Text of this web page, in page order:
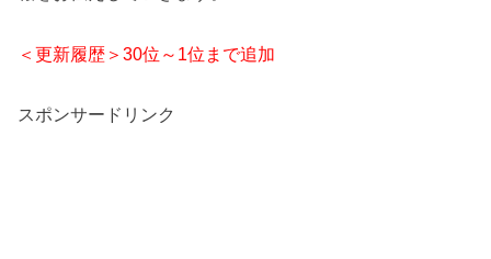
＜更新履歴＞30位～1位まで追加
スポンサードリンク